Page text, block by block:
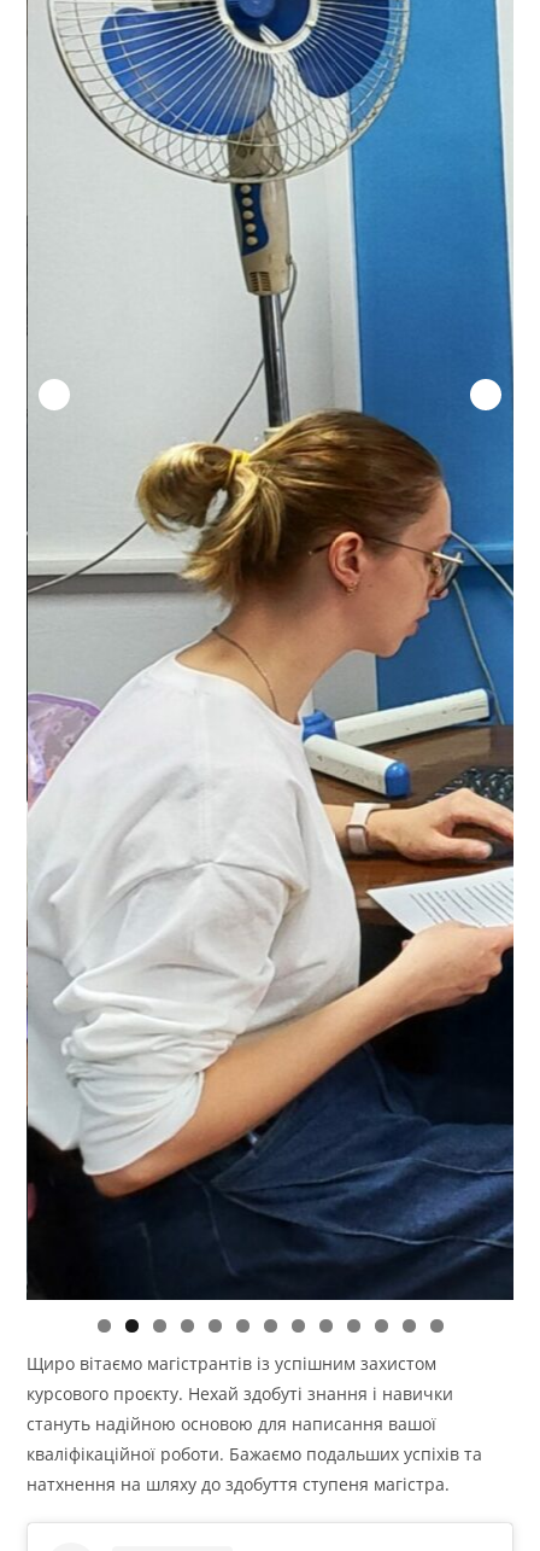
0 1 2
3
Щиро вітаємо магістрантів із успішним захистом
курсового проєкту. Нехай здобуті знання і навички
стануть надійною основою для написання вашої
кваліфікаційної роботи. Бажаємо подальших успіхів та
натхнення на шляху до здобуття ступеня магістра.